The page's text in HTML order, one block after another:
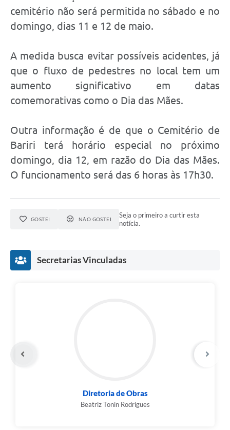
cemitério não será permitida no sábado e no
domingo, dias 11 e 12 de maio.
A medida busca evitar possíveis acidentes, já
que o fluxo de pedestres no local tem um
aumento significativo em datas
comemorativas como o Dia das Mães.
Outra informação é de que o Cemitério de
Bariri terá horário especial no próximo
domingo, dia 12, em razão do Dia das Mães.
O funcionamento será das 6 horas às 17h30.
GOSTEI NÃO GOSTEI
Seja o primeiro a curtir esta
notícia.
Secretarias Vinculadas
Diretoria de Obras
Beatriz Tonin Rodrigues